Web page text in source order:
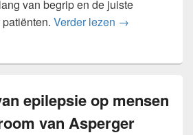
van begrip en de juiste
Verder lezen Alles wat je
→
epilepsie op mensen
van Asperger